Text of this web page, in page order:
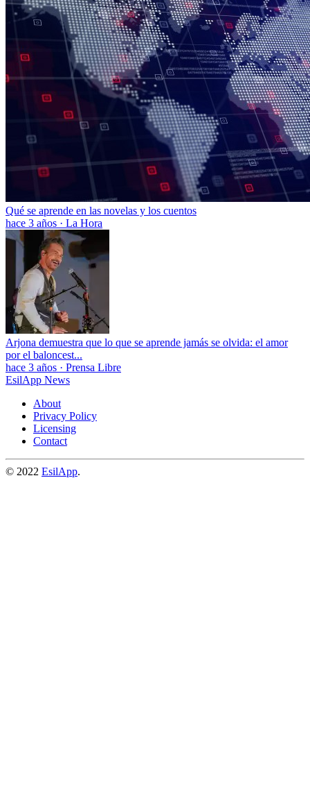
Qué se aprende en las novelas y los cuentos
hace 3 años · La Hora
Arjona demuestra que lo que se aprende jamás se olvida: el amor
por el baloncest...
hace 3 años · Prensa Libre
EsilApp News
About
Privacy Policy
Licensing
Contact
© 2022 EsilApp.